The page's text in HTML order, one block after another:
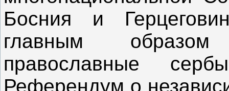
Босния и
главным
православные
Референдум о